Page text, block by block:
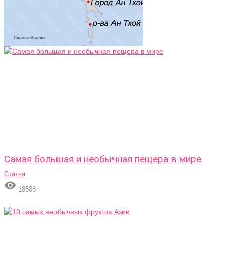
Самая большая и необычная пещера в мире
Статья
 18588